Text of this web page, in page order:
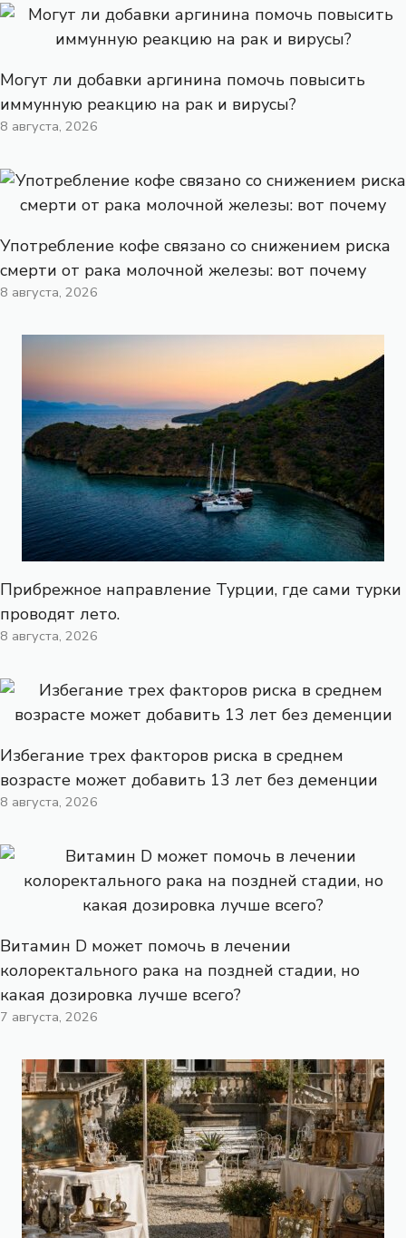
Могут ли добавки аргинина помочь повысить
иммунную реакцию на рак и вирусы?
8 августа, 2026
Употребление кофе связано со снижением риска
смерти от рака молочной железы: вот почему
8 августа, 2026
Прибрежное направление Турции, где сами турки
проводят лето.
8 августа, 2026
Избегание трех факторов риска в среднем
возрасте может добавить 13 лет без деменции
8 августа, 2026
Витамин D может помочь в лечении
колоректального рака на поздней стадии, но
какая дозировка лучше всего?
7 августа, 2026